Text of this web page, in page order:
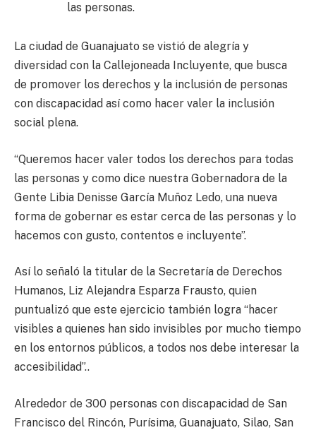
las personas.
La ciudad de Guanajuato se vistió de alegría y
diversidad con la Callejoneada Incluyente, que busca
de promover los derechos y la inclusión de personas
con discapacidad así como hacer valer la inclusión
social plena.
“Queremos hacer valer todos los derechos para todas
las personas y como dice nuestra Gobernadora de la
Gente Libia Denisse García Muñoz Ledo, una nueva
forma de gobernar es estar cerca de las personas y lo
hacemos con gusto, contentos e incluyente”.
Así lo señaló la titular de la Secretaría de Derechos
Humanos, Liz Alejandra Esparza Frausto, quien
puntualizó que este ejercicio también logra “hacer
visibles a quienes han sido invisibles por mucho tiempo
en los entornos públicos, a todos nos debe interesar la
accesibilidad”..
Alrededor de 300 personas con discapacidad de San
Francisco del Rincón, Purísima, Guanajuato, Silao, San